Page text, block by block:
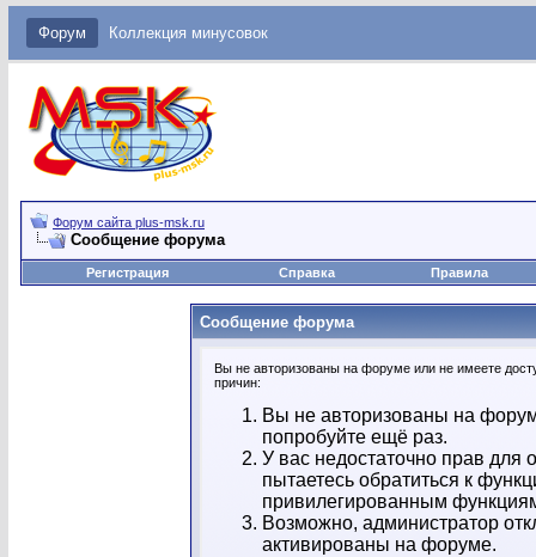
Форум Коллекция минусовок
Форум сайта plus-msk.ru
Сообщение форума
Регистрация Справка Правила
Сообщение форума
Вы не авторизованы на форуме или не имеете
причин:
Вы не авторизованы на
попробуйте ещё раз.
У вас недостаточно прав
пытаетесь обратиться к
привилегированным
Возможно, администратор
активированы на форуме.